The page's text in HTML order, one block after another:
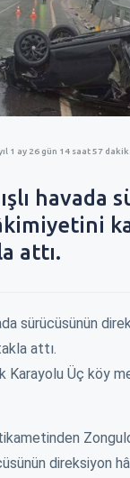
1 ay 26 gün 14 saat 57
havada
attı.
sürücüsünün
attı.
Karayolu Üç köy
direksiyon